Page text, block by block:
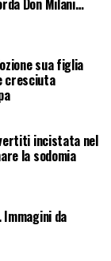
sua figlia
cresciuta
incistata nel
la sodomia
da